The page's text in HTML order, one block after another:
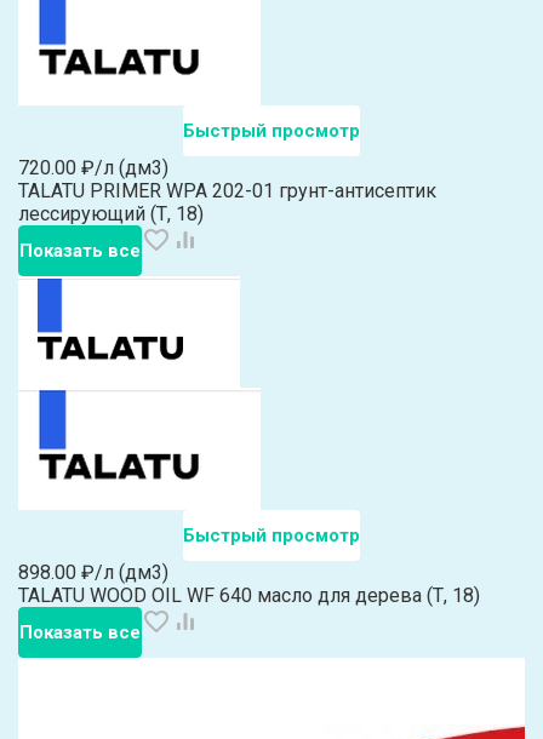
Быстрый просмотр
720.00 ₽/л (дм3)
TALATU PRIMER WPA 202-01 грунт-антисептик
лессирующий (Т, 18)
Показать все
Быстрый просмотр
898.00 ₽/л (дм3)
TALATU WOOD OIL WF 640 масло для дерева (Т, 18)
Показать все